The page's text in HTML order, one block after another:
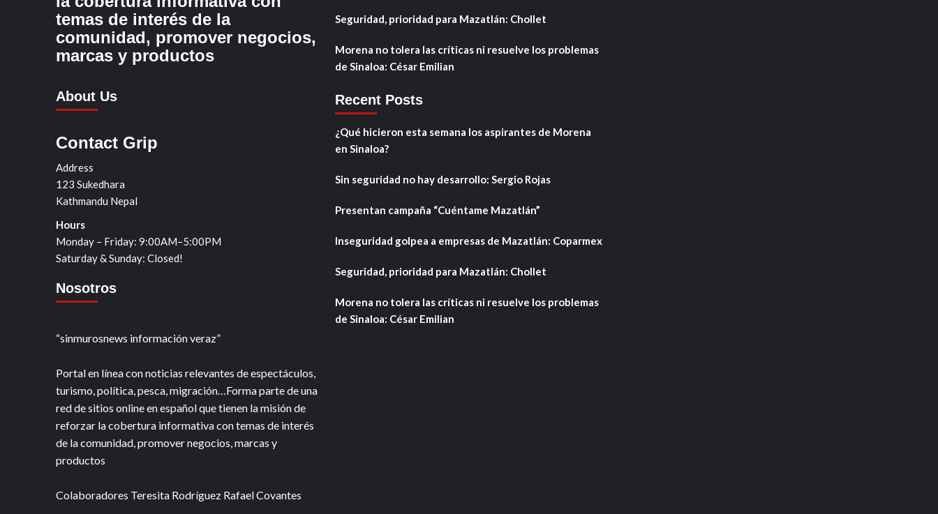
temas de interés de la
comunidad, promover negocios,
marcas y productos
About Us
Contact Grip
Address
123 Sukedhara
Kathmandu Nepal
Hours
Monday – Friday: 9:00AM–5:00PM
Saturday & Sunday: Closed!
Nosotros
“sinmurosnews información veraz”
Portal en línea con noticias relevantes de espectáculos,
turismo, política, pesca, migración…Forma parte de una
red de sitios online en español que tienen la misión de
reforzar la cobertura informativa con temas de interés
de la comunidad, promover negocios, marcas y
productos
Colaboradores Teresita Rodríguez Rafael Covantes
Seguridad, prioridad para Mazatlán: Chollet
Morena no tolera las críticas ni resuelve los problemas
de Sinaloa: César Emilian
Recent Posts
¿Qué hicieron esta semana los aspirantes de Morena
en Sinaloa?
Sin seguridad no hay desarrollo: Sergio Rojas
Presentan campaña “Cuéntame Mazatlán”
Inseguridad golpea a empresas de Mazatlán: Coparmex
Seguridad, prioridad para Mazatlán: Chollet
Morena no tolera las críticas ni resuelve los problemas
de Sinaloa: César Emilian